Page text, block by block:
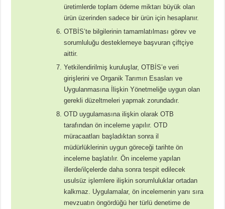
üretimlerde toplam ödeme miktarı büyük olan
ürün üzerinden sadece bir ürün için hesaplanır.
OTBİS’te bilgilerinin tamamlatılması görev ve
sorumluluğu desteklemeye başvuran çiftçiye
aittir.
Yetkilendirilmiş kuruluşlar, OTBİS’e veri
girişlerini ve Organik Tarımın Esasları ve
Uygulanmasına İlişkin Yönetmeliğe uygun olan
gerekli düzeltmeleri yapmak zorundadır.
OTD uygulamasına ilişkin olarak OTB
tarafından ön inceleme yapılır. OTD
müracaatları başladıktan sonra il
müdürlüklerinin uygun göreceği tarihte ön
inceleme başlatılır. Ön inceleme yapılan
illerde/ilçelerde daha sonra tespit edilecek
usulsüz işlemlere ilişkin sorumluluklar ortadan
kalkmaz. Uygulamalar, ön incelemenin yanı sıra
mevzuatın öngördüğü her türlü denetime de